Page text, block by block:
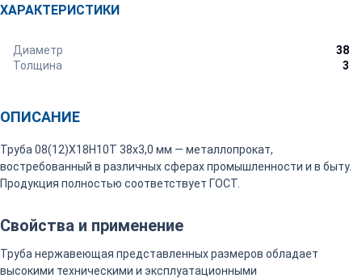
ХАРАКТЕРИСТИКИ
Диаметр
38
Толщина
3
ОПИСАНИЕ
Труба 08(12)Х18Н10Т 38х3,0 мм — металлопрокат,
востребованный в различных сферах промышленности и в быту.
Продукция полностью соответствует ГОСТ.
Свойства и применение
Труба нержавеющая представленных размеров обладает
высокими техническими и эксплуатационными